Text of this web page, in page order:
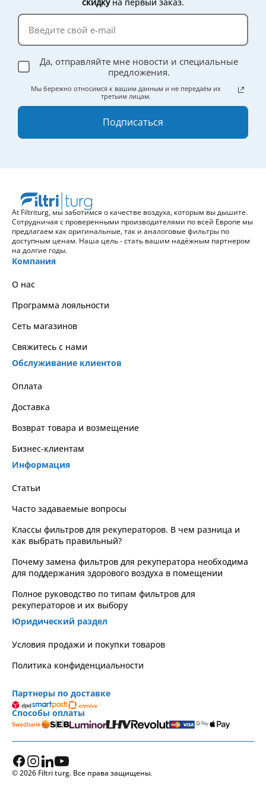
Да, отправляйте мне новости и специальные
предложения.
Мы бережно относимся к вашим данным и не передаём их
третьим лицам.
Подписаться
At Filtriturg, мы заботимся о качестве воздуха, которым вы дышите.
Сотрудничая с проверенными производителями по всей Европе мы
предлагаем как оригинальные, так и аналоговые фильтры по
доступным ценам. Наша цель - стать вашим надёжным партнером
на долгие годы.
Компания
О нас
Программа лояльности
Сеть магазинов
Свяжитесь с нами
Обслуживание клиентов
Оплата
Доставка
Возврат товара и возмещение
Бизнес-клиентам
Информация
Статьи
Часто задаваемые вопросы
Классы фильтров для рекуператоров. В чем разница и
как выбрать правильный?
Почему замена фильтров для рекуператора необходима
для поддержания здорового воздуха в помещении
Полное руководство по типам фильтров для
рекуператоров и их выбору
Юридический раздел
Условия продажи и покупки товаров
Политика конфиденциальности
Партнеры по доставке
Способы оплаты
© 2026 Filtri turg. Все права защищены.